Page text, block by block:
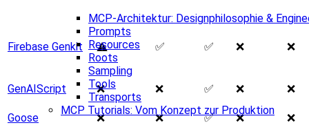
MCP-Architektur: Designphilosophie &
Prompts
Resources
Roots
Sampling
Tools
Transports
MCP Tutorials: Vom Konzept zur Produktion
Firebase Genkit ⚠️ ✅ ✅ ❌ ❌
GenAIScript ❌ ❌ ✅ ❌ ❌
Goose ❌ ❌ ✅ ❌ ❌